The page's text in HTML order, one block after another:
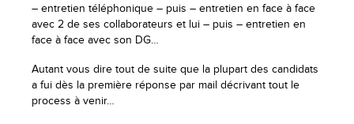
– entretien téléphonique – puis – entretien en face à face
avec 2 de ses collaborateurs et lui – puis – entretien en
face à face avec son DG…
Autant vous dire tout de suite que la plupart des candidats
a fui dès la première réponse par mail décrivant tout le
process à venir…